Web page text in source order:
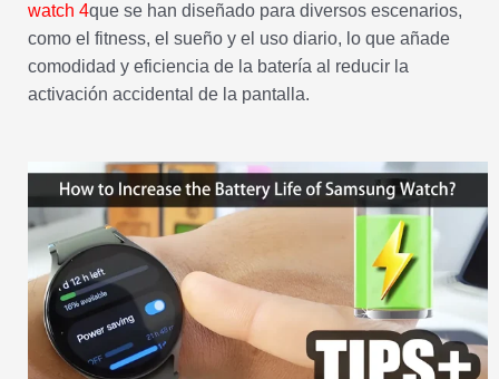
watch 4que se han diseñado para diversos escenarios,
como el fitness, el sueño y el uso diario, lo que añade
comodidad y eficiencia de la batería al reducir la
activación accidental de la pantalla.